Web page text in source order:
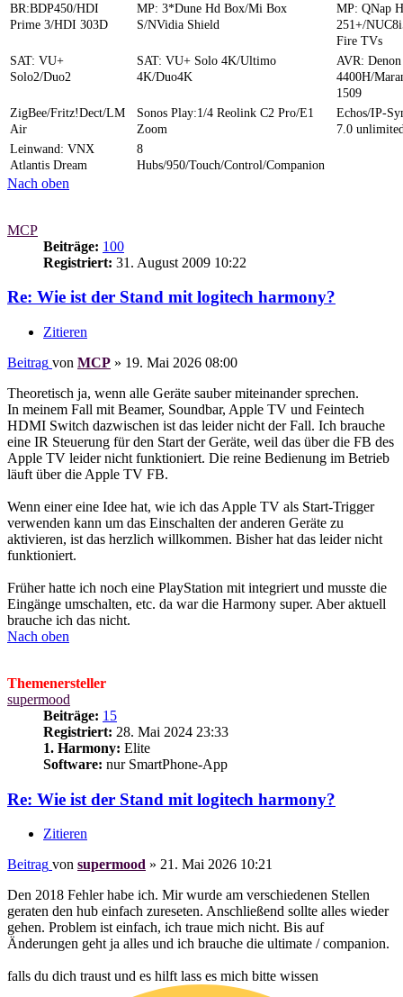
BR:BDP450/HDI
Prime 3/HDI 303D
MP: 3*Dune Hd Box/Mi Box
S/NVidia Shield
MP: QNap
251+/
Fire TVs
SAT: VU+
Solo2/Duo2
SAT: VU+ Solo 4K/Ultimo
4K/Duo4K
AVR: Denon
4400H/
1509
ZigBee/Fritz!Dect/LM
Air
Sonos Play:1/4 Reolink C2 Pro/E1
Zoom
Echos/IP-
7.0
Leinwand: VNX
Atlantis Dream
8
Hubs/950/Touch/Control/Companion
Nach oben
MCP
Beiträge: 100
Registriert: 31. August 2009 10:22
Re: Wie ist der Stand mit logitech harmony?
Zitieren
Beitrag von MCP » 19. Mai 2026 08:00
Theoretisch ja, wenn alle Geräte sauber miteinander sprechen.
In meinem Fall mit Beamer, Soundbar, Apple TV und Feintech
HDMI Switch dazwischen ist das leider nicht der Fall. Ich brauche
eine IR Steuerung für den Start der Geräte, weil das über die FB des
Apple TV leider nicht funktioniert. Die reine Bedienung im Betrieb
läuft über die Apple TV FB.
Wenn einer eine Idee hat, wie ich das Apple TV als Start-Trigger
verwenden kann um das Einschalten der anderen Geräte zu
aktivieren, ist das herzlich willkommen. Bisher hat das leider nicht
funktioniert.
Früher hatte ich noch eine PlayStation mit integriert und musste die
Eingänge umschalten, etc. da war die Harmony super. Aber aktuell
brauche ich das nicht.
Nach oben
Themenersteller
supermood
Beiträge: 15
Registriert: 28. Mai 2024 23:33
1. Harmony: Elite
Software: nur SmartPhone-App
Re: Wie ist der Stand mit logitech harmony?
Zitieren
Beitrag von supermood » 21. Mai 2026 10:21
Den 2018 Fehler habe ich. Mir wurde am verschiedenen Stellen
geraten den hub einfach zureseten. Anschließend sollte alles wieder
gehen. Problem ist einfach, ich traue mich nicht. Bis auf
Änderungen geht ja alles und ich brauche die ultimate / companion.
falls du dich traust und es hilft lass es mich bitte wissen